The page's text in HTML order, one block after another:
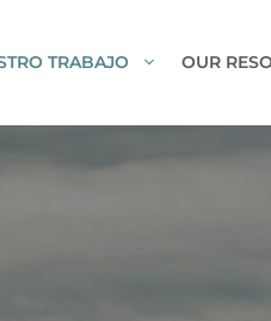
TRABAJO OUR